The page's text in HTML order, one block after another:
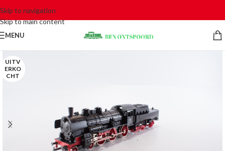
Skip to navigation
Skip to main content
MENU
UITV
ERKO
CHT